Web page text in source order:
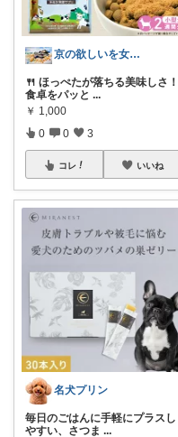
京の欲しいを女性に向けて
🍴 ほっぺたが落ちる美味しさ！
食卓をパッと ...
￥ 1,000
0 0 3
コレ いいね
名犬プリン
毎日のごはんに手軽にプラスし
やすい、さつま ...